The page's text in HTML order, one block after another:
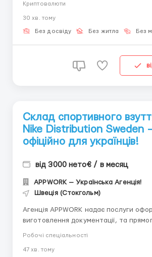
настоящие возможности. Наша команда обладает
шестилетним опытом в работе с
Криптовалюти
30 хв. тому
Без досвіду Без житла Без
Склад спортивного
Nike Distribution Sweden
офіційно для українців!
від 3000 нето€ / в месяц
APPWORK — Українська Агенція!
Швеція (Стокгольм)
Агенція APPWORK надає послуги
виготовлення документації, та
працевлаштування з роботодавцем
онлайн: Спеціаліст: Денис Бойко Телефон для
Робочі спеціальності
47 хв. тому